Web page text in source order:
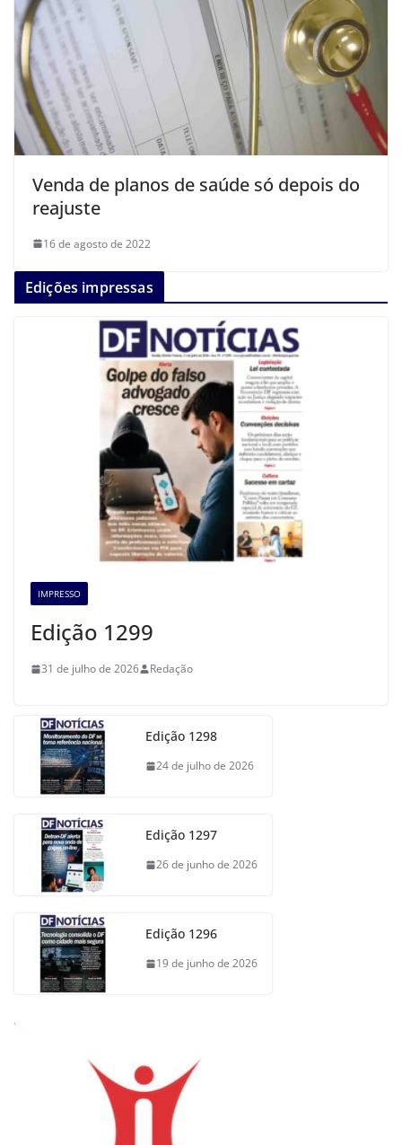
Venda de planos de saúde só depois do
reajuste
16 de agosto de 2022
Edições impressas
IMPRESSO
Edição 1299
31 de julho de 2026 Redação
Edição 1298
24 de julho de 2026
Edição 1297
26 de junho de 2026
Edição 1296
19 de junho de 2026